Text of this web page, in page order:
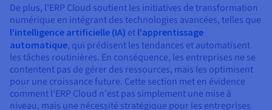
De plus, l'ERP Cloud soutient les initiatives de transformation
numérique en intégrant des technologies avancées, telles que
l'intelligence artificielle (IA) et l'apprentissage
automatique, qui prédisent les tendances et automatisent
les tâches routinières. En conséquence, les entreprises ne se
contentent pas de gérer des ressources, mais les optimisent
pour une croissance future. Cette section met en évidence
comment l'ERP Cloud n'est pas simplement une mise à
niveau, mais une nécessité stratégique pour les entreprises